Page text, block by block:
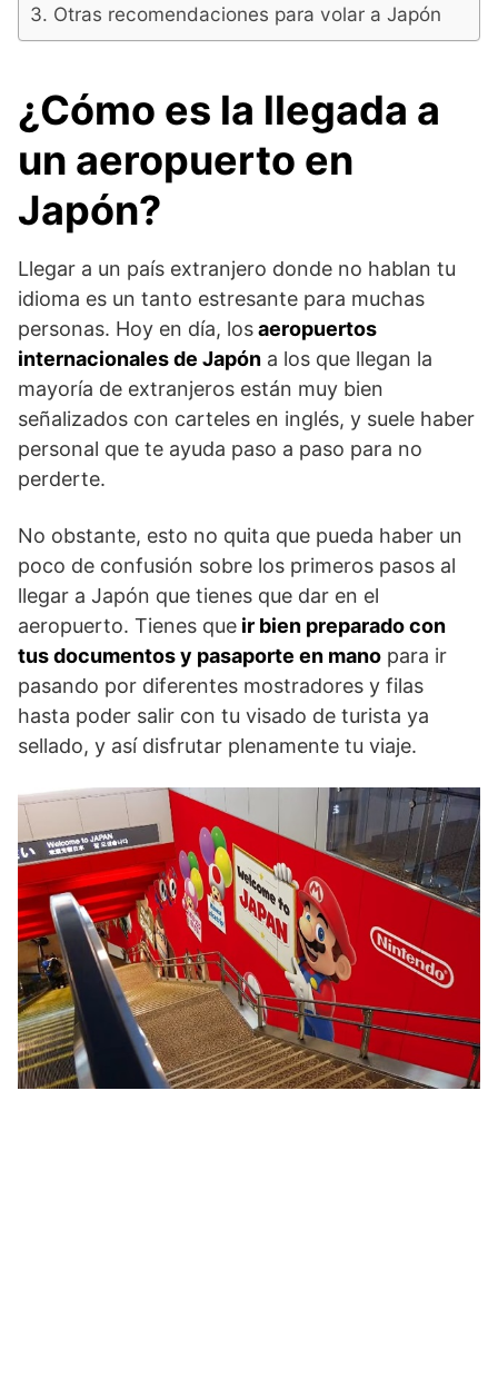
Otras recomendaciones para volar a Japón
¿Cómo es la llegada a
un aeropuerto en
Japón?
Llegar a un país extranjero donde no hablan tu
idioma es un tanto estresante para muchas
personas. Hoy en día, losaeropuertos
internacionales de Japón a los que llegan la
mayoría de extranjeros están muy bien
señalizados con carteles en inglés, y suele haber
personal que te ayuda paso a paso para no
perderte.
No obstante, esto no quita que pueda haber un
poco de confusión sobre los primeros pasos al
llegar a Japón que tienes que dar en el
aeropuerto. Tienes que ir bien preparado con
tus documentos y pasaporte en mano para ir
pasando por diferentes mostradores y filas
hasta poder salir con tu visado de turista ya
sellado, y así disfrutar plenamente tu viaje.